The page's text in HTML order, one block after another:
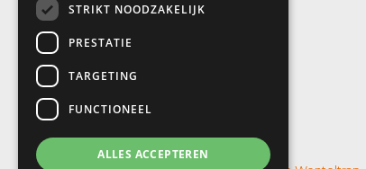
STRIKT NOODZAKELIJK
PRESTATIE
TARGETING
FUNCTIONEEL
ALLES ACCEPTEREN